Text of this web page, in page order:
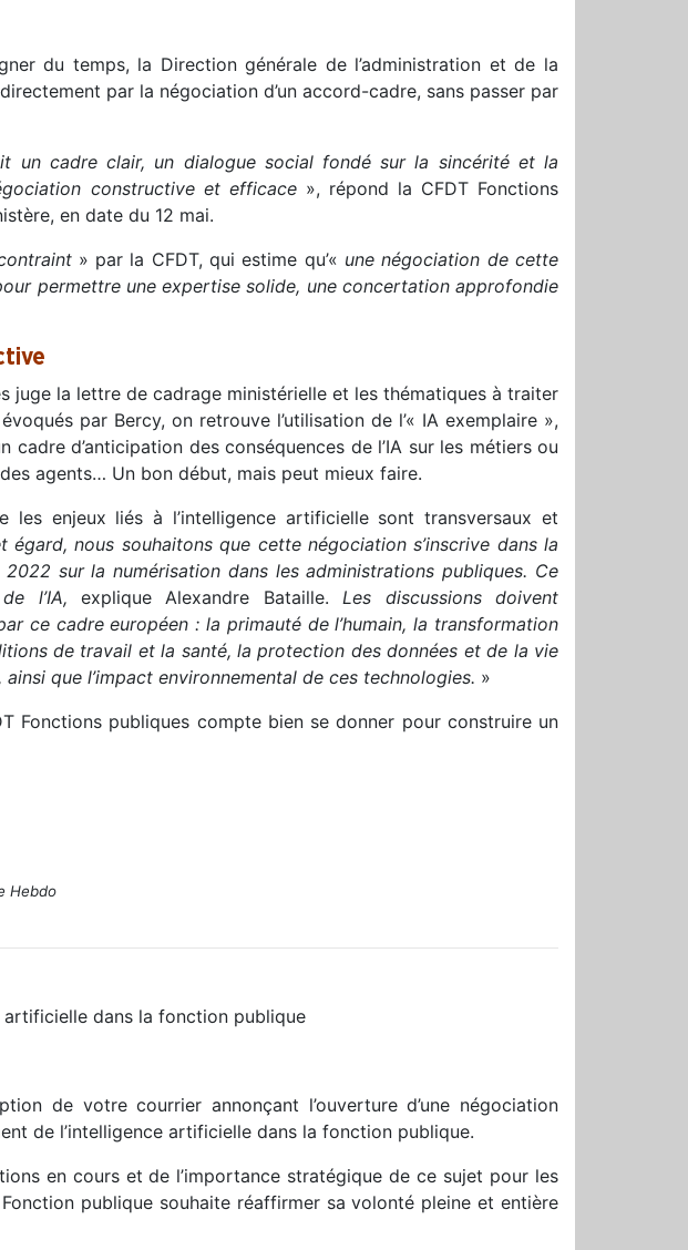
du temps, la Direction générale de l’administration et de la
par la négociation d’un accord-cadre, sans passer par
un cadre clair, un dialogue social fondé sur la sincérité et la
constructive et efficace», répond la CFDT Fonctions
en date du 12 mai.
» par la CFDT, qui estime qu’« une négociation de cette
permettre une expertise solide, une concertation approfondie
juge la lettre de cadrage ministérielle et les thématiques à traiter
par Bercy, on retrouve l’utilisation de l’« IA exemplaire »,
cadre d’anticipation des conséquences de l’IA sur les métiers ou
agents… Un bon début, mais peut mieux faire.
les enjeux liés à l’intelligence artificielle sont transversaux et
égard, nous souhaitons que cette négociation s’inscrive dans la
sur la numérisation dans les administrations publiques. Ce
l’IA, explique Alexandre Bataille. Les discussions doivent
ce cadre européen : la primauté de l’humain, la transformation
de travail et la santé, la protection des données et de la vie
que l’impact environnemental de ces technologies. »
Fonctions publiques compte bien se donner pour construire un
Hebdo
dans la fonction publique
de votre courrier annonçant l’ouverture d’une négociation
de l’intelligence artificielle dans la fonction publique.
en cours et de l’importance stratégique de ce sujet pour les
publique souhaite réaffirmer sa volonté pleine et entière